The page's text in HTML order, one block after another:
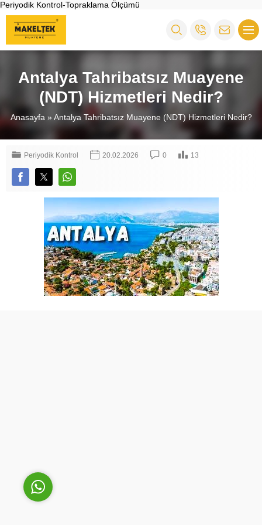
Periyodik Kontrol-Topraklama Ölçümü
Antalya Tahribatsız Muayene
(NDT) Hizmetleri Nedir?
Anasayfa » Antalya Tahribatsız Muayene (NDT) Hizmetleri Nedir?
Periyodik Kontrol 20.02.2026 0 13